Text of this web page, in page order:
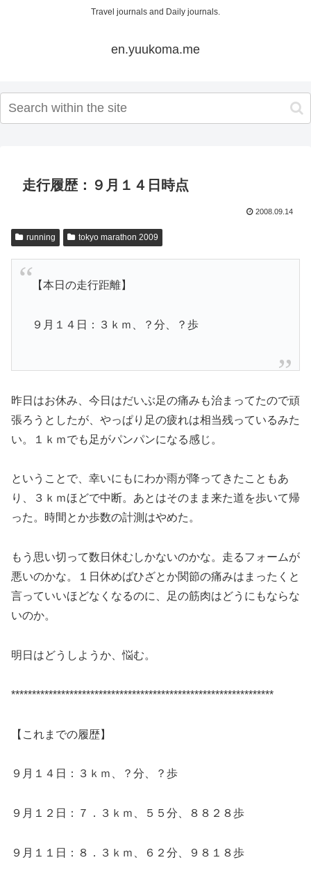
Travel journals and Daily journals.
en.yuukoma.me
走行履歴：９月１４日時点
2008.09.14
running tokyo marathon 2009
【本日の走行距離】
９月１４日：３ｋｍ、？分、？歩
昨日はお休み、今日はだいぶ足の痛みも治まってたので頑
張ろうとしたが、やっぱり足の疲れは相当残っているみた
い。１ｋｍでも足がパンパンになる感じ。
ということで、幸いにもにわか雨が降ってきたこともあ
り、３ｋｍほどで中断。あとはそのまま来た道を歩いて帰
った。時間とか歩数の計測はやめた。
もう思い切って数日休むしかないのかな。走るフォームが
悪いのかな。１日休めばひざとか関節の痛みはまったくと
言っていいほどなくなるのに、足の筋肉はどうにもならな
いのか。
明日はどうしようか、悩む。
***************************************************************
【これまでの履歴】
９月１４日：３ｋｍ、？分、？歩
９月１２日：７．３ｋｍ、５５分、８８２８歩
９月１１日：８．３ｋｍ、６２分、９８１８歩